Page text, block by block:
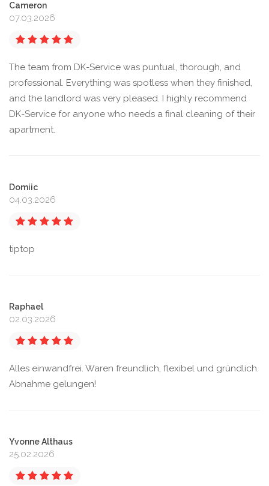
Cameron
07.03.2026
The team from DK-Service was puntual, thorough, and
professional. Everything was spotless when they finished,
and the landlord was very pleased. I highly recommend
DK-Service for anyone who needs a final cleaning of their
apartment.
Domiic
04.03.2026
tiptop
Raphael
02.03.2026
Alles einwandfrei. Waren freundlich, flexibel und gründlich.
Abnahme gelungen!
Yvonne Althaus
25.02.2026